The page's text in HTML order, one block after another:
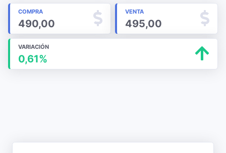
COMPRA
490,00
VENTA
495,00
VARIACIÓN
0,61%